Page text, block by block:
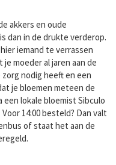
akkers en oude
dan in de drukte verderop.
iemand te verrassen
moeder al jaren aan de
nodig heeft en een
je bloemen meteen de
een lokale bloemist Sibculo
14:00 besteld? Dan valt
of staat het aan de